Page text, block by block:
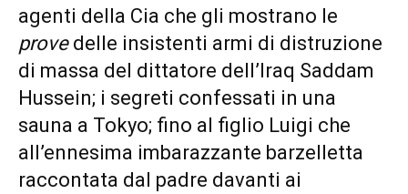
agenti della Cia che gli mostrano le
provedelle insistenti armi di distruzione
di massa del dittatore dell’Iraq Saddam
Hussein; i segreti confessati in una
sauna a Tokyo; fino al figlio Luigi che
all’ennesima imbarazzante barzelletta
raccontata dal padre davanti ai